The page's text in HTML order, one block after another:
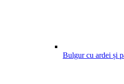
Bulgur cu ardei și